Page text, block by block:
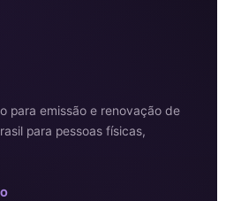
para emissão e renovação de
para pessoas físicas,